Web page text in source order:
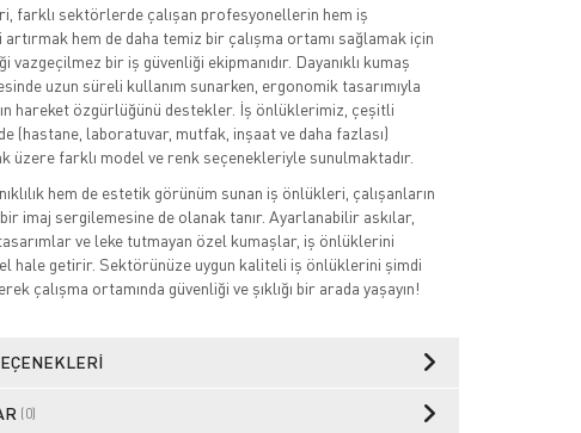
farklı sektörlerde çalışan profesyonellerin hem iş
artırmak hem de daha temiz bir çalışma ortamı sağlamak için
vazgeçilmez bir iş güvenliği ekipmanıdır. Dayanıklı kumaş
uzun süreli kullanım sunarken, ergonomik tasarımıyla
hareket özgürlüğünü destekler. İş önlüklerimiz, çeşitli
(hastane, laboratuvar, mutfak, inşaat ve daha fazlası)
üzere farklı model ve renk seçenekleriyle sunulmaktadır.
hem de estetik görünüm sunan iş önlükleri, çalışanların
imaj sergilemesine de olanak tanır. Ayarlanabilir askılar,
ve leke tutmayan özel kumaşlar, iş önlüklerini
hale getirir. Sektörünüze uygun kaliteli iş önlüklerini şimdi
çalışma ortamında güvenliği ve şıklığı bir arada yaşayın!
(0)